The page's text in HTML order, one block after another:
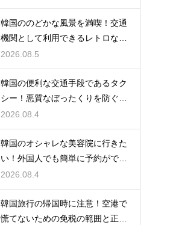
韓国ののどかな風景を満喫！交通
機関として利用できるレトロな観
光の馬車
2026.08.5
韓国の便利な交通手段であるタク
シー！悪質なぼったくりを防ぐ確
実な対策
2026.08.4
韓国のオシャレな美容院に行きた
い！外国人でも簡単に予約ができ
るアプリ
2026.08.4
韓国旅行の帰国時に注意！空港で
慌てないための免税の範囲と正し